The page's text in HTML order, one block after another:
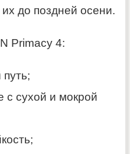
их до поздней осени.
Primacy 4:
с сухой и мокрой